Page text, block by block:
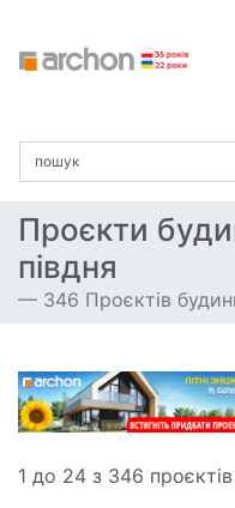
Проєкти
півдня
346 Проєктів
1 до 24 з 346 проєктів